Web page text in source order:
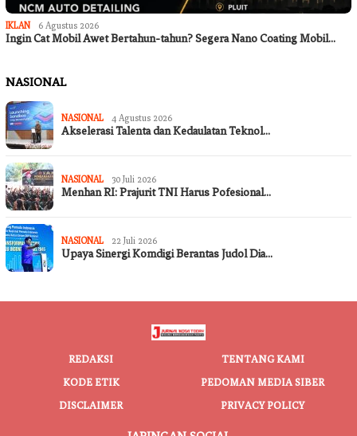
IKLAN 6 Agustus 2026
Ingin Cat Mobil Awet Bertahun-tahun? Segera Nano Coating Mobil…
NASIONAL
NASIONAL 4 Agustus 2026
Akselerasi Talenta dan Kedaulatan Teknol…
NASIONAL 30 Juli 2026
Menhan RI: Prajurit TNI Harus Pofesional…
NASIONAL 22 Juli 2026
Upaya Sinergi Komdigi Berantas Judol Dia…
REDAKSI
TENTANG KAMI
KODE ETIK
PEDOMAN MEDIA SIBER
DISCLAIMER
PRIVACY POLICY